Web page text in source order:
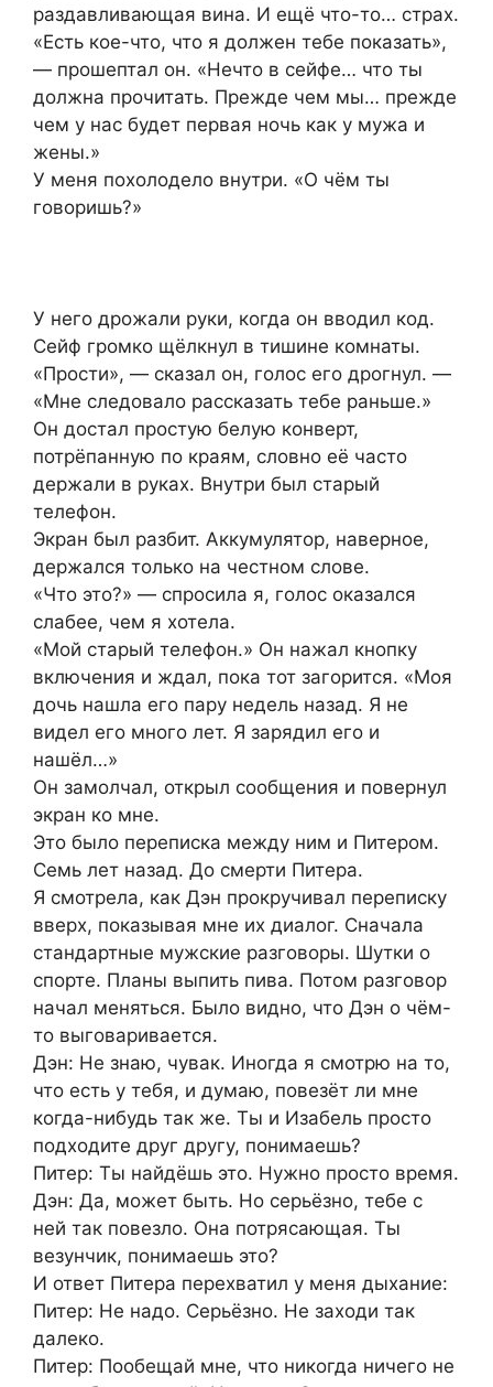
раздавливающая вина. И ещё что-то… страх.
«Есть кое-что, что я должен тебе показать»,
— прошептал он. «Нечто в сейфе… что ты
должна прочитать. Прежде чем мы… прежде
чем у нас будет первая ночь как у мужа и
жены.»
У меня похолодело внутри. «О чём ты
говоришь?»
У него дрожали руки, когда он вводил код.
Сейф громко щёлкнул в тишине комнаты.
«Прости», — сказал он, голос его дрогнул. —
«Мне следовало рассказать тебе раньше.»
Он достал простую белую конверт,
потрёпанную по краям, словно её часто
держали в руках. Внутри был старый
телефон.
Экран был разбит. Аккумулятор, наверное,
держался только на честном слове.
«Что это?» — спросила я, голос оказался
слабее, чем я хотела.
«Мой старый телефон.» Он нажал кнопку
включения и ждал, пока тот загорится. «Моя
дочь нашла его пару недель назад. Я не
видел его много лет. Я зарядил его и
нашёл…»
Он замолчал, открыл сообщения и повернул
экран ко мне.
Это было переписка между ним и Питером.
Семь лет назад. До смерти Питера.
Я смотрела, как Дэн прокручивал переписку
вверх, показывая мне их диалог. Сначала
стандартные мужские разговоры. Шутки о
спорте. Планы выпить пива. Потом разговор
начал меняться. Было видно, что Дэн о чём-
то выговаривается.
Дэн: Не знаю, чувак. Иногда я смотрю на то,
что есть у тебя, и думаю, повезёт ли мне
когда-нибудь так же. Ты и Изабель просто
подходите друг другу, понимаешь?
Питер: Ты найдёшь это. Нужно просто время.
Дэн: Да, может быть. Но серьёзно, тебе с
ней так повезло. Она потрясающая. Ты
везунчик, понимаешь это?
И ответ Питера перехватил у меня дыхание:
Питер: Не надо. Серьёзно. Не заходи так
далеко.
Питер: Пообещай мне, что никогда ничего не